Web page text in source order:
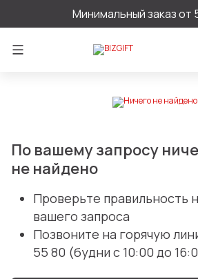
Минимальный заказ от
По вашему запросу
не найдено
Проверьте правильность
вашего запроса
Позвоните на горячую
55 80 (будни с 10:00 до